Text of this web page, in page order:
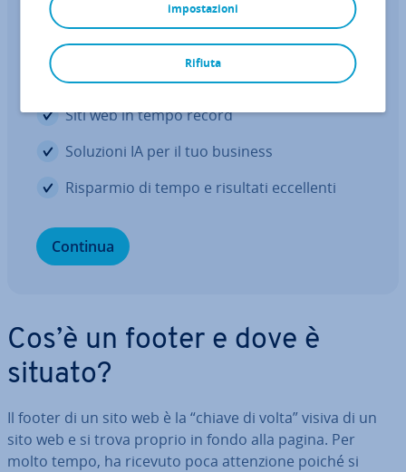
I software IA di IONOS
Scopri la potenza del­l'in­tel­li­gen­za ar­
ti­fi­cia­le
Siti web in tempo record
Soluzioni IA per il tuo business
Risparmio di tempo e risultati ec­cel­len­ti
Continua
Cos’è un footer e dove è
situato?
Il footer di un sito web è la “chiave di volta” visiva di un
sito web e si trova proprio in fondo alla pagina. Per
molto tempo, ha ricevuto poca at­ten­zio­ne poiché si
Rifiuta
impostazioni